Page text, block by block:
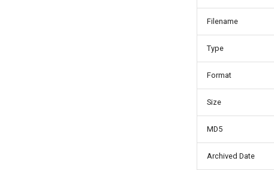
Filename
Type
Format
Size
MD5
Archived Date